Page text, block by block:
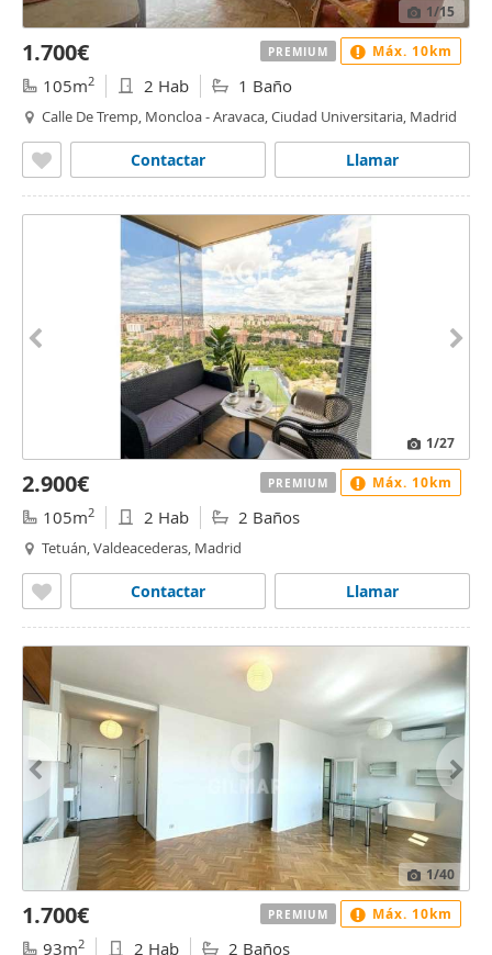
1/15
1.700€
105m2 2 Hab 1 Baño
Calle De Tremp, Moncloa - Aravaca, Ciudad Universitaria, Madrid
Llamar
Contactar
PREMIUM Máx. 10km
1/27
2.900€
105m2 2 Hab 2 Baños
Tetuán, Valdeacederas, Madrid
Llamar
Contactar
PREMIUM Máx. 10km
1/40
1.700€
93m2 2 Hab 2 Baños
PREMIUM Máx. 10km